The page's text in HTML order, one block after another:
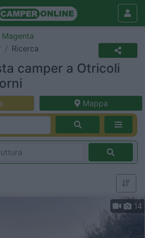
Ricerca
camper a Otricoli
Mappa
14